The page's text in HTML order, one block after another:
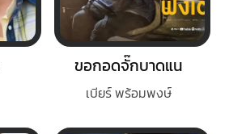
ขอกอดจั๊กบาดแน
เบียร์ พร้อมพงษ์